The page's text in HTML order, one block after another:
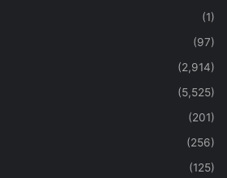
(1)
(97)
(2,914)
(5,525)
(201)
(256)
(125)